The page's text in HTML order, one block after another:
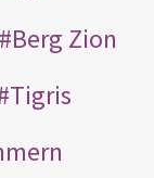
Berg Zion
Tigris